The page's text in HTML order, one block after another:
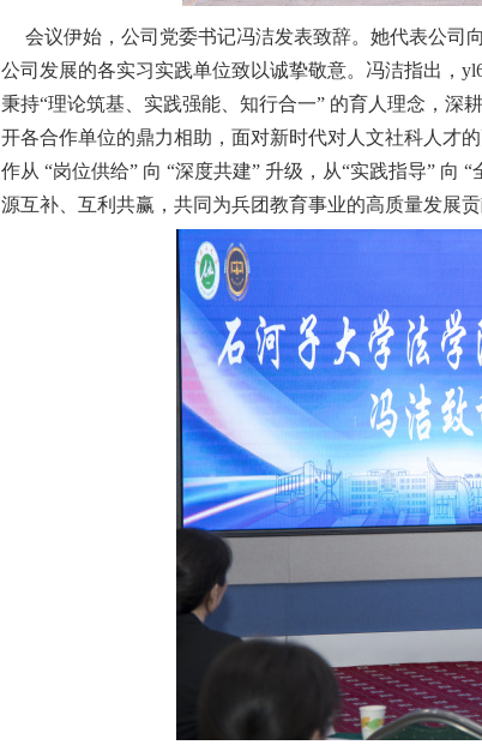
会议伊始，公司党委书记冯洁发表致辞。她代表公司
公司发展的各实习实践单位致以诚挚敬意。冯洁指出，
秉持“理论筑基、实践强能、知行合一” 的育人理念，深
开各合作单位的鼎力相助，面对新时代对人文社科人才
作从 “岗位供给” 向 “深度共建” 升级 ， 从“实践指导” 向 “
源互补、互利共赢，共同为兵团教育事业的高质量发展贡